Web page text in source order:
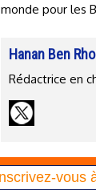
monde pour les
Hanan Ben
Rédactrice en